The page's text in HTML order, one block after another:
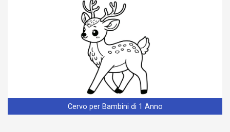
Cervo per Bambini di 1 Anno